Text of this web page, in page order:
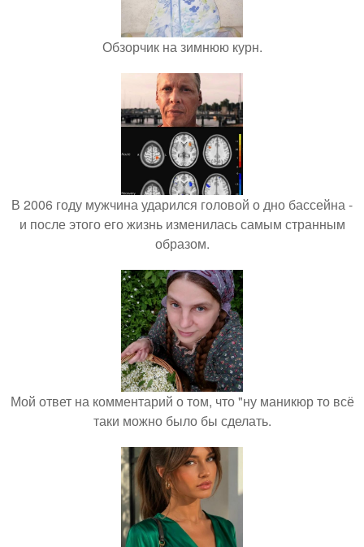
Обзорчик на зимнюю курн.
В 2006 году мужчина ударился головой о дно бассейна -
и после этого его жизнь изменилась самым странным
образом.
Мой ответ на комментарий о том, что "ну маникюр то всё
таки можно было бы сделать.